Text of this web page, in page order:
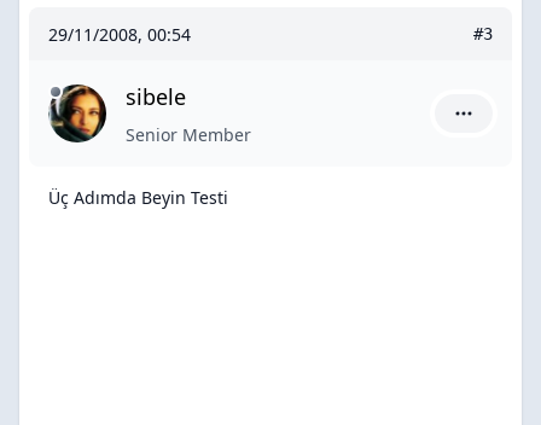
29/11/2008, 00:54 #3
sibele
Senior Member
Üç Adımda Beyin Testi